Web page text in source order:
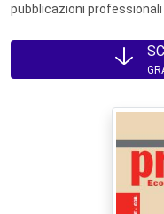
pubblicazioni